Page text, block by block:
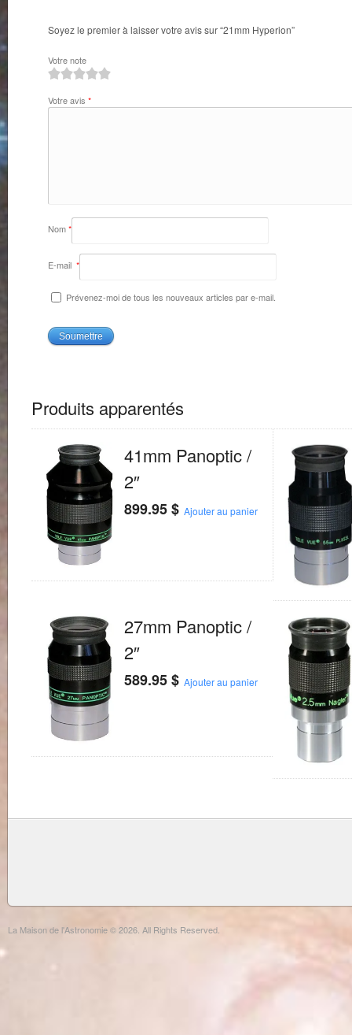
Soyez le premier à laisser votre avis sur “21mm Hyperion”
Votre note
Votre avis *
Nom*
E-mail *
Prévenez-moi de tous les nouveaux articles par e-mail.
Produits apparentés
41mm Panoptic /
2″
899.95$ Ajouter au panier
27mm Panoptic /
2″
589.95$ Ajouter au panier
La Maison de l'Astronomie © 2026. All Rights Reserved.